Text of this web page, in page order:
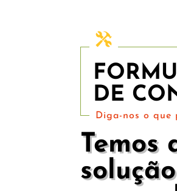
DE
Diga-nos o que
Temos